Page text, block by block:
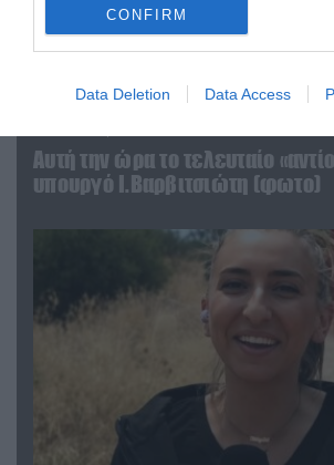
CONFIRM
Data Deletion Data Access
Αυτή την ώρα το τελευταίο
υπουργό Ι.Βαρβιτσιώτη (φωτο)